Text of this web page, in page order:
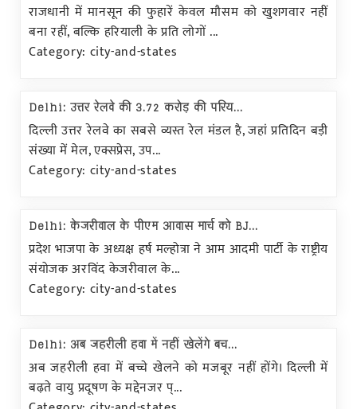
राजधानी में मानसून की फुहारें केवल मौसम को खुशगवार नहीं
बना रहीं, बल्कि हरियाली के प्रति लोगों ...
Category: city-and-states
Delhi: उत्तर रेलवे की 3.72 करोड़ की परिय...
दिल्ली उत्तर रेलवे का सबसे व्यस्त रेल मंडल है, जहां प्रतिदिन बड़ी
संख्या में मेल, एक्सप्रेस, उप...
Category: city-and-states
Delhi: केजरीवाल के पीएम आवास मार्च को BJ...
प्रदेश भाजपा के अध्यक्ष हर्ष मल्होत्रा ने आम आदमी पार्टी के राष्ट्रीय
संयोजक अरविंद केजरीवाल के...
Category: city-and-states
Delhi: अब जहरीली हवा में नहीं खेलेंगे बच...
अब जहरीली हवा में बच्चे खेलने को मजबूर नहीं होंगे। दिल्ली में
बढ़ते वायु प्रदूषण के मद्देनजर प्...